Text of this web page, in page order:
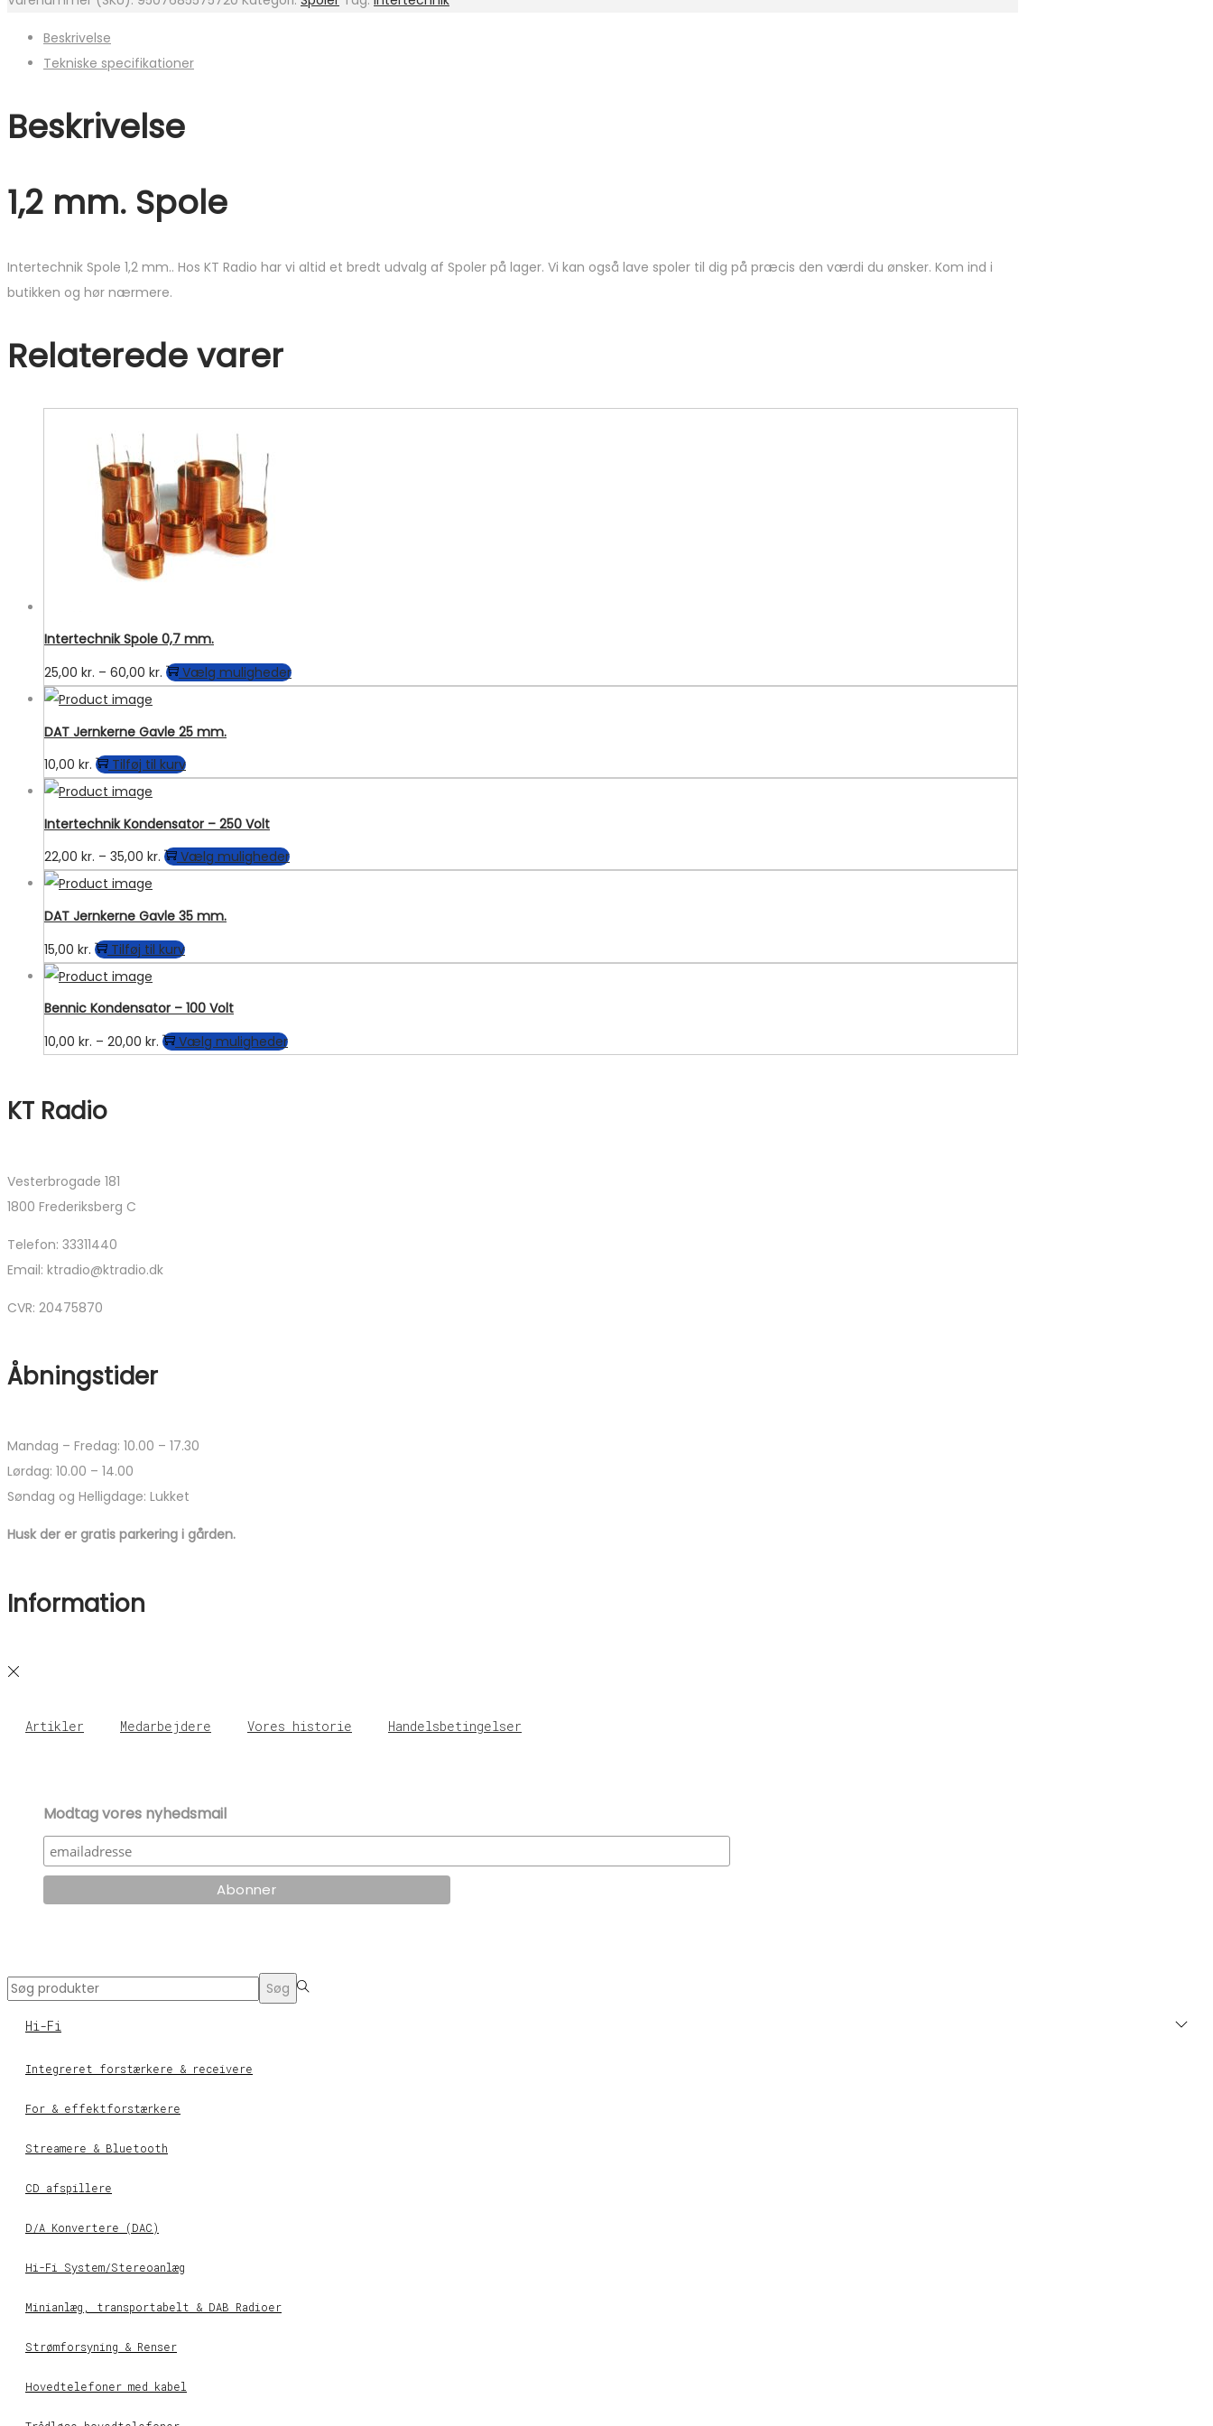
antal Beskrivelse
Tekniske specifikationer
Beskrivelse
1,2 mm. Spole
Intertechnik Spole 1,2 mm.. Hos KT Radio har vi altid et bredt udvalg af Spoler på lager. Vi kan også lave spoler til dig på præcis den værdi du ønsker. Kom ind i
butikken og hør nærmere.
Relaterede varer
Intertechnik Spole 0,7 mm.
25,00 kr. – 60,00 kr. Prisinterval:
til
Vælg mulighederDette
på
DAT Jernkerne Gavle 25 mm.
10,00 kr. Tilføj til kurv
Intertechnik Kondensator – 250 Volt
22,00 kr. – 35,00 kr. Prisinterval:
til
Vælg mulighederDette
på
DAT Jernkerne Gavle 35 mm.
15,00 kr. Tilføj til kurv
Bennic Kondensator – 100 Volt
10,00 kr. – 20,00 kr. Prisinterval:
Vælg mulighederDette
KT Radio
Vesterbrogade 181
1800 Frederiksberg C
Telefon: 33311440
Email: ktradio@ktradio.dk
CVR: 20475870
Åbningstider
Mandag – Fredag: 10.00 – 17.30
Lørdag: 10.00 – 14.00
Søndag og Helligdage: Lukket
Husk der er gratis parkering i gården.
Information
Artikler Medarbejdere Vores historie Handelsbetingelser
Modtag vores nyhedsmail
Search
Søg
Hi-Fi
Integreret forstærkere & receivere
For & effektforstærkere
Streamere & Bluetooth
CD afspillere
D/A Konvertere (DAC)
Hi-Fi System/Stereoanlæg
Minianlæg, transportabelt & DAB Radioer
Strømforsyning & Renser
Hovedtelefoner med kabel